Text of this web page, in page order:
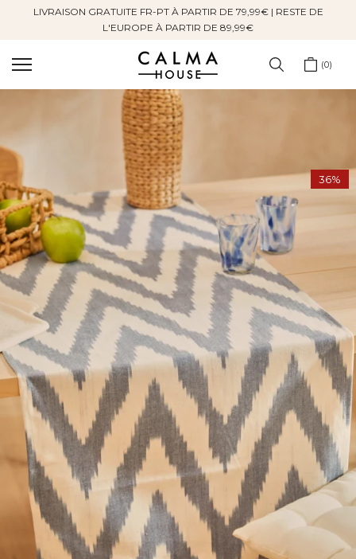
SauterLIVRAISON GRATUITE FR-PT À PARTIR DE 79,99€ | RESTE DE
L'EUROPE À PARTIR DE 89,99€
0
36%